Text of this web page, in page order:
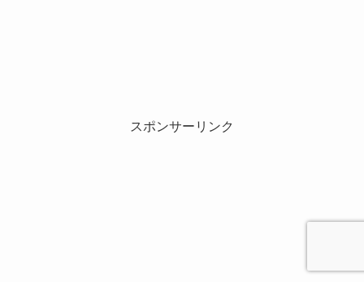
スポンサーリンク